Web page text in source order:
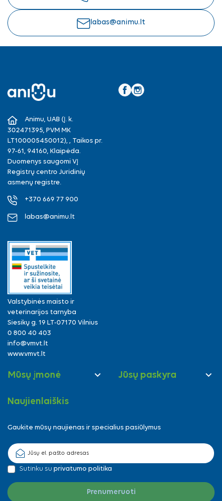
labas@animu.lt
Animu, UAB (Į. k.
302471395, PVM MK
LT100005450012), , Taikos pr.
97-61, 94160, Klaipėda.
Duomenys saugomi VĮ
Registrų centro Juridinių
asmenų registre.
+370 669 77 900
labas@animu.lt
Valstybinės maisto ir
veterinarijos tarnyba
Siesikų g. 19 LT-07170 Vilnius
0 800 40 403
info@vmvt.lt
www.vmvt.lt
Mūsų įmonė  Jūsų paskyra 
Naujienlaiškis
Gaukite mūsų naujienas ir specialius pasiūlymus
Sutinku su privatumo politika